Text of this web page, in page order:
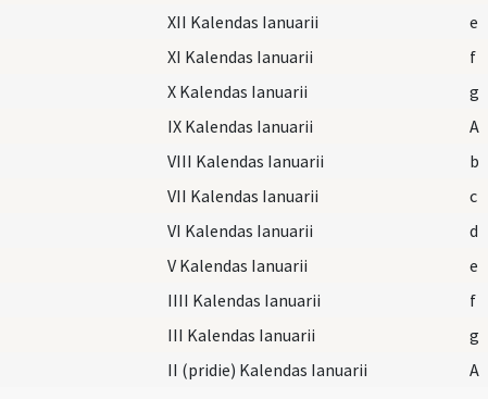
XII Kalendas Ianuarii
e
XI Kalendas Ianuarii
f
X Kalendas Ianuarii
g
IX Kalendas Ianuarii
A
VIII Kalendas Ianuarii
b
VII Kalendas Ianuarii
c
VI Kalendas Ianuarii
d
V Kalendas Ianuarii
e
IIII Kalendas Ianuarii
f
III Kalendas Ianuarii
g
II (pridie) Kalendas Ianuarii A